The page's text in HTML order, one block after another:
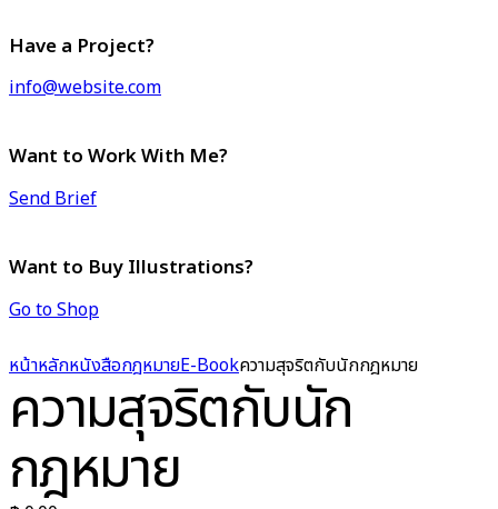
Have a Project?
info@website.com
Want to Work With Me?
Send Brief
Want to Buy Illustrations?
Go to Shop
หน้าหลักหนังสือกฎหมายE-Bookความสุจริตกับนักกฎหมาย
ความสุจริตกับนัก
กฎหมาย